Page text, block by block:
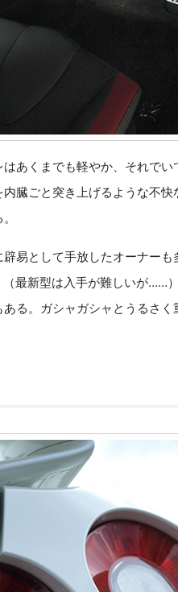
あくまでも軽やか、それでい
臓ごと突き上げるような不快
易として手放したオーナーも
最新型は入手が難しいが……）
る。ガシャガシャとうるさく